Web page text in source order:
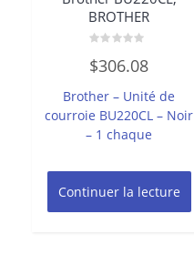
BROTHER
0
sur
$306.08
Brother – Unité de
courroie BU220CL – Noir
– 1 chaque
Continuer la lecture